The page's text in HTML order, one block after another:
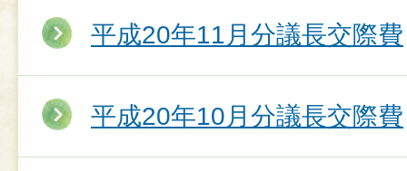
平成20年11月分議長交際費
平成20年10月分議長交際費